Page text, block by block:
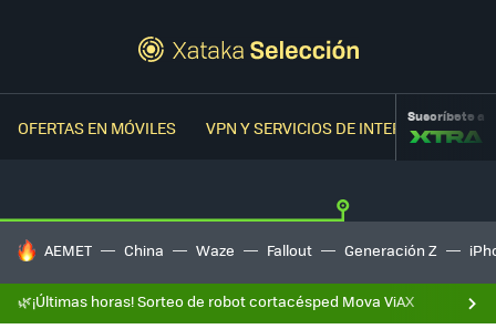
OFERTAS EN MÓVILES VPN Y SERVICIOS DE INTERNETSuscríbete a
HOY SE HABLA DE
AEMET China Waze Fallout Generación Z
🌿¡Últimas horas! Sorteo de robot cortacésped Mova ViAX